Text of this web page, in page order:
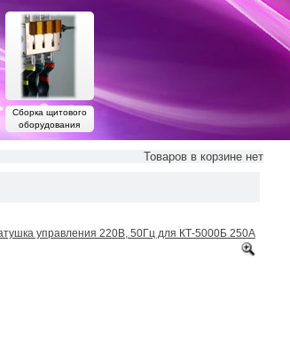
Сборка щитового
оборудования
Товаров в корзине нет